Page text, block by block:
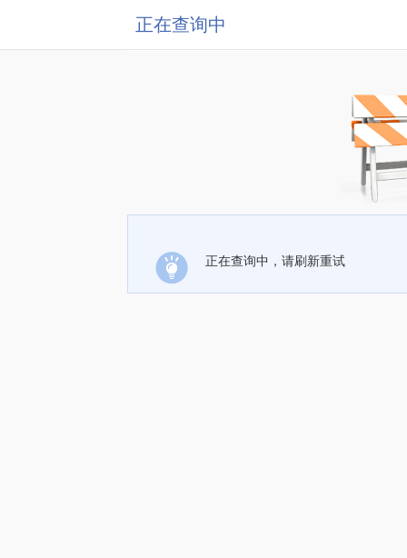
正在查询中
正在查询中，请刷新重试